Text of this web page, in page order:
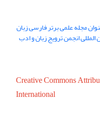
مجله علمی برتر فارسی زبان
بین المللی انجمن ترویج زبان و ادب
Creative Commons
International